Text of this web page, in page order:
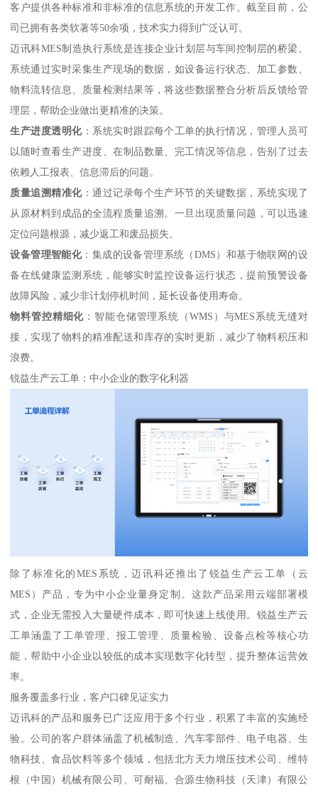
客户提供各种标准和非标准的信息系统的开发工作。截至目前，公
司已拥有各类软著等50余项，技术实力得到广泛认可。
迈讯科MES制造执行系统是连接企业计划层与车间控制层的桥梁。
系统通过实时采集生产现场的数据，如设备运行状态、加工参数、
物料流转信息、质量检测结果等，将这些数据整合分析后反馈给管
理层，帮助企业做出更精准的决策。
生产进度透明化：系统实时跟踪每个工单的执行情况，管理人员可
以随时查看生产进度、在制品数量、完工情况等信息，告别了过去
依赖人工报表、信息滞后的问题。
质量追溯精准化：通过记录每个生产环节的关键数据，系统实现了
从原材料到成品的全流程质量追溯。一旦出现质量问题，可以迅速
定位问题根源，减少返工和废品损失。
设备管理智能化：集成的设备管理系统（DMS）和基于物联网的设
备在线健康监测系统，能够实时监控设备运行状态，提前预警设备
故障风险，减少非计划停机时间，延长设备使用寿命。
物料管控精细化 ：智能仓储管理系统（WMS）与MES系统无缝对
接，实现了物料的精准配送和库存的实时更新，减少了物料积压和
浪费。
锐益生产云工单：中小企业的数字化利器
除了标准化的MES系统，迈讯科还推出了锐益生产云工单（云
MES）产品，专为中小企业量身定制。这款产品采用云端部署模
式，企业无需投入大量硬件成本，即可快速上线使用。锐益生产云
工单涵盖了工单管理、报工管理、质量检验、设备点检等核心功
能，帮助中小企业以较低的成本实现数字化转型，提升整体运营效
率。
服务覆盖多行业，客户口碑见证实力
迈讯科的产品和服务已广泛应用于多个行业，积累了丰富的实施经
验。公司的客户群体涵盖了机械制造、汽车零部件、电子电器、生
物科技、食品饮料等多个领域，包括北方天力增压技术公司、维特
根（中国）机械有限公司、可耐福、合源生物科技（天津）有限公